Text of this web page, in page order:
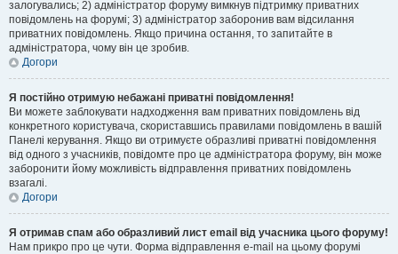
залогувались; 2) адміністратор форуму вимкнув підтримку приватних
повідомлень на форумі; 3) адміністратор заборонив вам відсилання
приватних повідомлень. Якщо причина остання, то запитайте в
адміністратора, чому він це зробив.
Догори
Я постійно отримую небажані приватні повідомлення!
Ви можете заблокувати надходження вам приватних повідомлень від
конкретного користувача, скориставшись правилами повідомлень в вашій
Панелі керування. Якщо ви отримуєте образливі приватні повідомлення
від одного з учасників, повідомте про це адміністратора форуму, він може
заборонити йому можливість відправлення приватних повідомлень
взагалі.
Догори
Я отримав спам або образливий лист email від учасника цього форуму!
Нам прикро про це чути. Форма відправлення e-mail на цьому форумі